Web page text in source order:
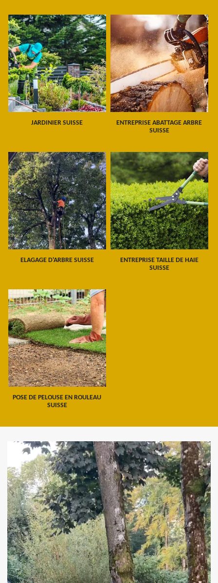
JARDINIER SUISSE
ENTREPRISE ABATTAGE ARBRE
SUISSE
ELAGAGE D'ARBRE SUISSE
ENTREPRISE TAILLE DE HAIE
SUISSE
POSE DE PELOUSE EN ROULEAU
SUISSE